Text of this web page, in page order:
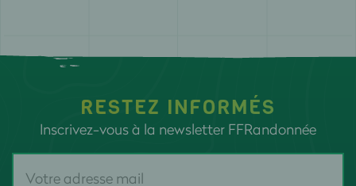
RESTEZ INFORMÉS
Inscrivez-vous à la newsletter FFRandonnée